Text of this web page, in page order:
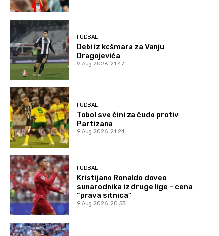
FUDBAL
Debi iz košmara za Vanju
Dragojevića
9 Aug 2026. 21:47
FUDBAL
Tobol sve čini za čudo protiv
Partizana
9 Aug 2026. 21:24
FUDBAL
Kristijano Ronaldo doveo
sunarodnika iz druge lige – cena
“prava sitnica”
9 Aug 2026. 20:53